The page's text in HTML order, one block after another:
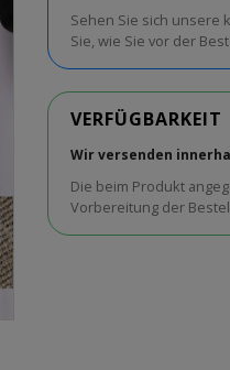
Sehen Sie sich unsere
Sie, wie Sie vor der
VERFÜGBARKEIT
Wir versenden
Die beim Produkt
Vorbereitung der